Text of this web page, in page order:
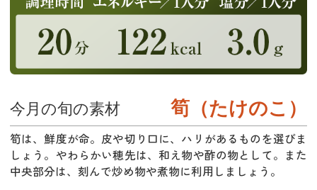
今月の旬の素材 筍（たけのこ）
筍は、鮮度が命。皮や切り口に、ハリがあるものを選びま
しょう。やわらかい穂先は、和え物や酢の物として。また
中央部分は、刻んで炒め物や煮物に利用しましょう。